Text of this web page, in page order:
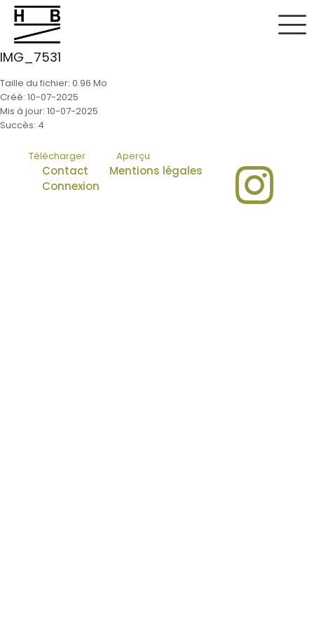
IMG_7531
Taille du fichier: 0.96 Mo
Créé: 10-07-2025
Mis à jour: 10-07-2025
Succès: 4
Télécharger Aperçu
Contact
Mentions légales
Connexion